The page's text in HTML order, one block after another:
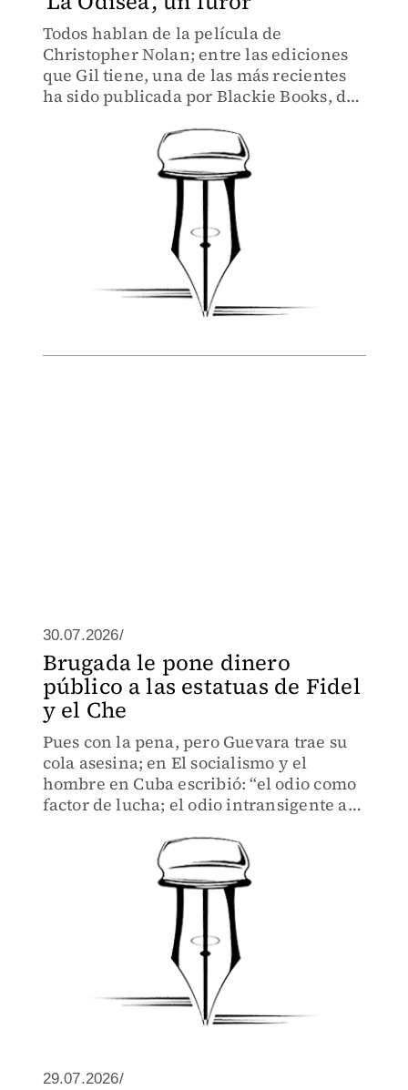
Todos hablan de la película de
Christopher Nolan; entre las ediciones
que Gil tiene, una de las más recientes
ha sido publicada por Blackie Books, de
anécdotas y retratos de distintos autores
30.07.2026/
Brugada le pone dinero
público a las estatuas de Fidel
y el Che
Pues con la pena, pero Guevara trae su
cola asesina; en El socialismo y el
hombre en Cuba escribió: “el odio como
factor de lucha; el odio intransigente al
limitaciones naturales del ser
29.07.2026/